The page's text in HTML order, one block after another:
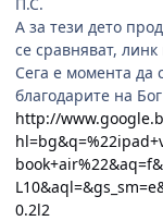
А за тези дето
се сравняват,
Сега е момента да
благодарите на
http://
0.2l2